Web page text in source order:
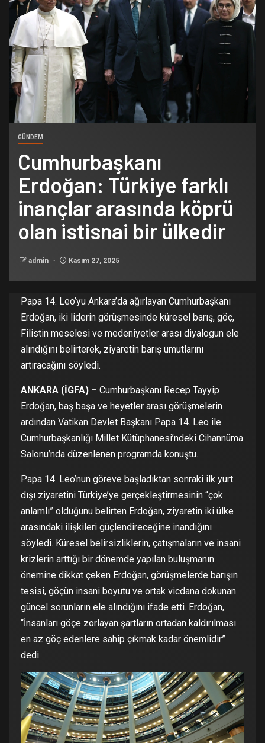
GÜNDEM
Cumhurbaşkanı
Erdoğan: Türkiye farklı
inançlar arasında köprü
olan istisnai bir ülkedir
admin Kasım 27, 2025
Papa 14. Leo’yu Ankara’da ağırlayan Cumhurbaşkanı
Erdoğan, iki liderin görüşmesinde küresel barış, göç,
Filistin meselesi ve medeniyetler arası diyalogun ele
alındığını belirterek, ziyaretin barış umutlarını
artıracağını söyledi.
ANKARA (İGFA) – Cumhurbaşkanı Recep Tayyip
Erdoğan, baş başa ve heyetler arası görüşmelerin
ardından Vatikan Devlet Başkanı Papa 14. Leo ile
Cumhurbaşkanlığı Millet Kütüphanesi’ndeki Cihannüma
Salonu’nda düzenlenen programda konuştu.
Papa 14. Leo’nun göreve başladıktan sonraki ilk yurt
dışı ziyaretini Türkiye’ye gerçekleştirmesinin “çok
anlamlı” olduğunu belirten Erdoğan, ziyaretin iki ülke
arasındaki ilişkileri güçlendireceğine inandığını
söyledi. Küresel belirsizliklerin, çatışmaların ve insani
krizlerin arttığı bir dönemde yapılan buluşmanın
önemine dikkat çeken Erdoğan, görüşmelerde barışın
tesisi, göçün insani boyutu ve ortak vicdana dokunan
güncel sorunların ele alındığını ifade etti. Erdoğan,
“İnsanları göçe zorlayan şartların ortadan kaldırılması
en az göç edenlere sahip çıkmak kadar önemlidir”
dedi.